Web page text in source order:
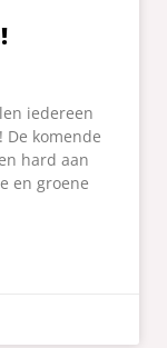
iedereen
De komende
hard aan
en groene